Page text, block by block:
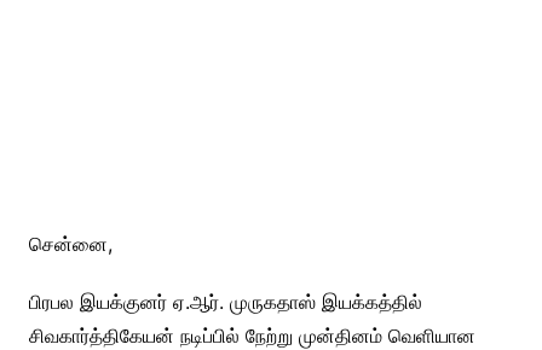
சென்னை,
பிரபல இயக்குனர் ஏ.ஆர். முருகதாஸ் இயக்கத்தில்
சிவகார்த்திகேயன் நடிப்பில் நேற்று முன்தினம் வெளியான